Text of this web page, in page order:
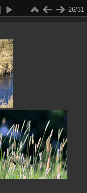
26/31